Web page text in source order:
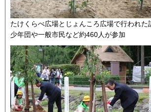
たけくらべ広場とじょんころ広場で行われた
少年団や一般市民など約460人が参加